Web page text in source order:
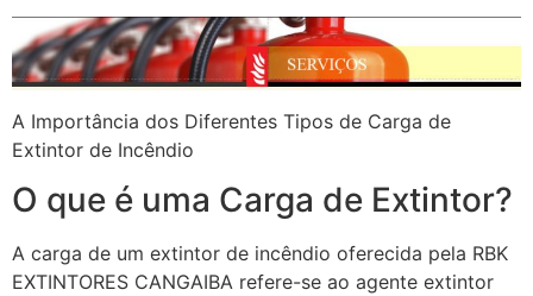
A Importância dos Diferentes Tipos de Carga de
Extintor de Incêndio
O que é uma Carga de Extintor?
A carga de um extintor de incêndio oferecida pela RBK
EXTINTORES CANGAIBA refere-se ao agente extintor